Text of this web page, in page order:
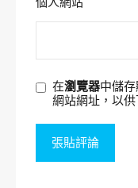
在瀏覽器中儲
網站網址，以